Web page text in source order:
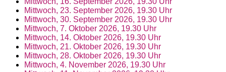
Mittwoch, 23. September 2026, 19.30 Uhr
Mittwoch, 30. September 2026, 19.30 Uhr
Mittwoch, 7. Oktober 2026, 19.30 Uhr
Mittwoch, 14. Oktober 2026, 19.30 Uhr
Mittwoch, 21. Oktober 2026, 19.30 Uhr
Mittwoch, 28. Oktober 2026, 19.30 Uhr
Mittwoch, 4. November 2026, 19.30 Uhr